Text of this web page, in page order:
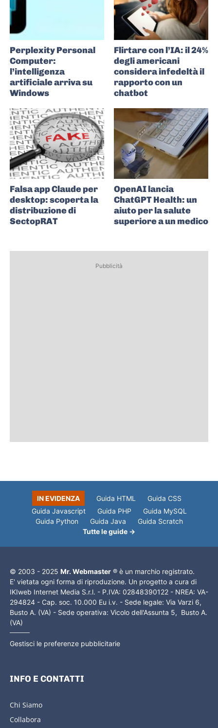
Perplexity Personal
Computer:
l’intelligenza
artificiale arriva su
Windows
Flirtare con l’IA: il 24%
degli americani
considera infedeltà il
rapporto con un
chatbot
Falsa app Claude per
desktop: scoperta la
distribuzione di
SectopRAT
OpenAI lancia
ChatGPT Health: un
aiuto per la salute
superiore a un medico
Pubblicità
IN EVIDENZA Guida HTML
Guida CSS
Guida Javascript
Guida PHP
Guida MySQL
Guida Python
Guida Java
Guida Scratch
Tutte le guide →
© 2003 - 2025 Mr. Webmaster ® è un marchio registrato.
E' vietata ogni forma di riproduzione. Un progetto a cura di
IKIweb Internet Media S.r.l. - P.IVA: 02848390122 - NREA: VA-
294824 - Cap. soc. 10.000 Eu i.v. - Sede legale: Via Varzi 6,
Busto A. (VA) - Sede operativa: Vicolo dell'Assunta 5, Busto A.
(VA)
Gestisci le preferenze pubblicitarie
INFO E CONTATTI
Chi Siamo
Collabora